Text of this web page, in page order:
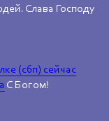
Слава Господу
(сбп) сейчас
С Богом!